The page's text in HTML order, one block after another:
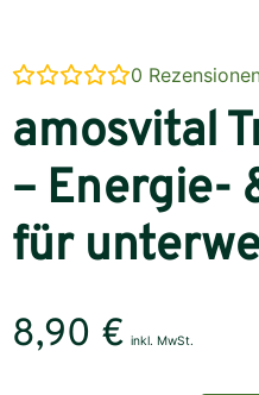
0
amosvital
– Energie-
für
8,90 € inkl. MwSt.